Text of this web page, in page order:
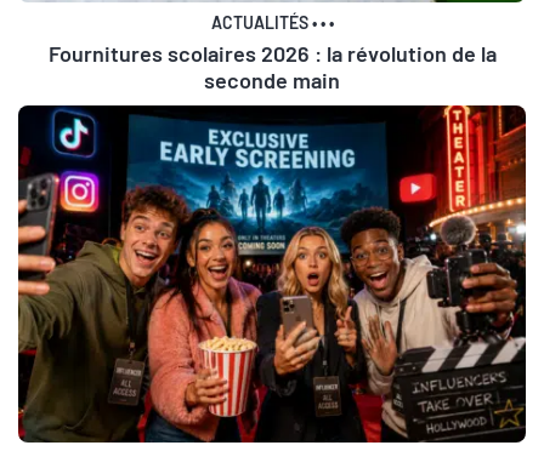
ACTUALITÉS•••
Fournitures scolaires 2026 : la révolution de la
seconde main